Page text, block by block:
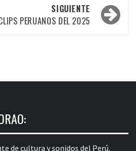
SIGUIENTE
PERUANOS DEL 2025
de cultura y sonidos del Perú.